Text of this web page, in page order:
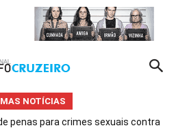
NOTÍCIAS
penas para crimes sexuais contra